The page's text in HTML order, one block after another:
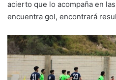
acierto que lo acompaña en
encuentra gol, encontrará